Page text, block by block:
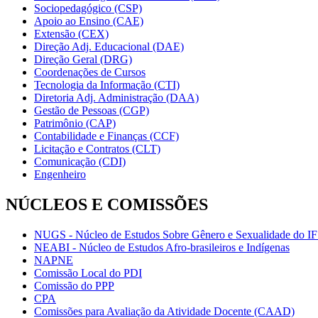
Sociopedagógico (CSP)
Apoio ao Ensino (CAE)
Extensão (CEX)
Direção Adj. Educacional (DAE)
Direção Geral (DRG)
Coordenações de Cursos
Tecnologia da Informação (CTI)
Diretoria Adj. Administração (DAA)
Gestão de Pessoas (CGP)
Patrimônio (CAP)
Contabilidade e Finanças (CCF)
Licitação e Contratos (CLT)
Comunicação (CDI)
Engenheiro
NÚCLEOS E COMISSÕES
NUGS - Núcleo de Estudos Sobre Gênero e Sexualidade do
NEABI - Núcleo de Estudos Afro-brasileiros e Indígenas
NAPNE
Comissão Local do PDI
Comissão do PPP
CPA
Comissões para Avaliação da Atividade Docente (CAAD)